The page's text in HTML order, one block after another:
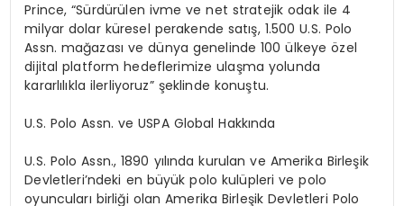
Prince, “Sürdürülen ivme ve net stratejik odak ile 4
milyar dolar küresel perakende satış, 1.500 U.S. Polo
Assn. mağazası ve dünya genelinde 100ülkeyeözel
dijital platform hedeflerimize ulaşma yolunda
kararlılıkla ilerliyoruz” şeklinde konuştu.
U.S. Polo Assn. ve USPA Global Hakkında
U.S. Polo Assn., 1890 yılında kurulan ve Amerika Birleşik
Devletleri’ndeki en büyük polo kulüpleri ve polo
oyuncuları birliği olanAmerika Birleşik Devletleri Polo